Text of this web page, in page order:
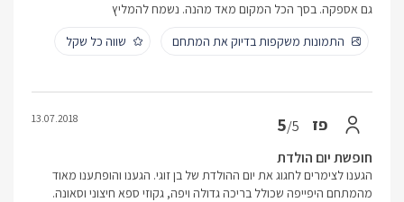
גם אספקה. בסך הכל המקום מאד מהנה. נשמח להמליץ
התמונות משקפות בדיוק את המתחם
שווה כל שקל
פז 5/5
13.07.2018
חופשת יום הולדת
הגענו לצימרים לחגוג את יום ההולדת של בן זוגי. הגענו והופתענו מאוד
מהמתחם היפייפה שכולל בריכה גדולה ויפה, גקוזי ספא חיצוני וסאונה.